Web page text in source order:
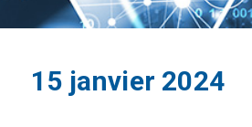
15 janvier 2024